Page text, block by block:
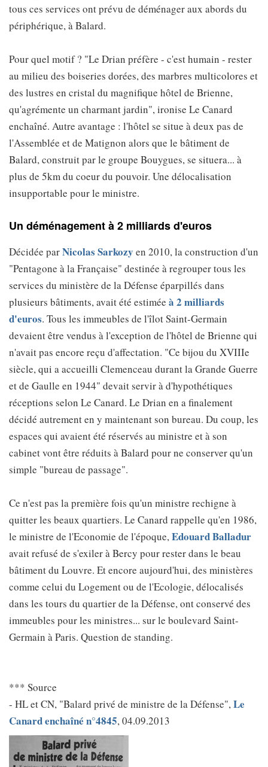
tous ces services ont prévu de déménager aux abords du
périphérique, à Balard.
Pour quel motif ? "Le Drian préfère - c'est humain - rester
au milieu des boiseries dorées, des marbres multicolores et
des lustres en cristal du magnifique hôtel de Brienne,
qu'agrémente un charmant jardin", ironise Le Canard
enchaîné. Autre avantage : l'hôtel se situe à deux pas de
l'Assemblée et de Matignon alors que le bâtiment de
Balard, construit par le groupe Bouygues, se situera... à
plus de 5km du coeur du pouvoir. Une délocalisation
insupportable pour le ministre.
Un déménagement à 2 milliards d'euros
Décidée parNicolas Sarkozy en 2010, la construction d'un
"Pentagone à la Française" destinée à regrouper tous les
services du ministère de la Défense éparpillés dans
plusieurs bâtiments, avait été estimée à 2 milliards
d'euros. Tous les immeubles de l'îlot Saint-Germain
devaient être vendus à l'exception de l'hôtel de Brienne qui
n'avait pas encore reçu d'affectation. "Ce bijou du XVIIIe
siècle, qui a accueilli Clemenceau durant la Grande Guerre
et de Gaulle en 1944" devait servir à d'hypothétiques
réceptions selon Le Canard. Le Drian en a finalement
décidé autrement en y maintenant son bureau. Du coup, les
espaces qui avaient été réservés au ministre et à son
cabinet vont être réduits à Balard pour ne conserver qu'un
simple "bureau de passage".
Ce n'est pas la première fois qu'un ministre rechigne à
quitter les beaux quartiers. Le Canard rappelle qu'en 1986,
le ministre de l'Economie de l'époque,Edouard Balladur
avait refusé de s'exiler à Bercy pour rester dans le beau
bâtiment du Louvre. Et encore aujourd'hui, des ministères
comme celui du Logement ou de l'Ecologie, délocalisés
dans les tours du quartier de la Défense, ont conservé des
immeubles pour les ministres... sur le boulevard Saint-
Germain à Paris. Question de standing.
*** Source
- HL et CN, "Balard privé de ministre de la Défense",Le
Canard enchaîné n°4845, 04.09.2013